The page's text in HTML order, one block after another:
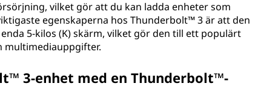
vilket gör att du kan ladda enheter som
egenskaperna hos Thunderbolt™ 3 är att den
5-kilos (K) skärm, vilket gör den till ett populärt
multimediauppgifter.
3-enhet med en Thunderbolt™-